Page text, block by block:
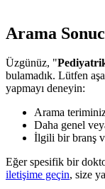
Arama
Üzgünüz, "
bulamadık. Lütfen
yapmayı deneyin:
Arama
Daha genel
İlgili bir branş
Eğer spesifik bir
iletişime geçin, size